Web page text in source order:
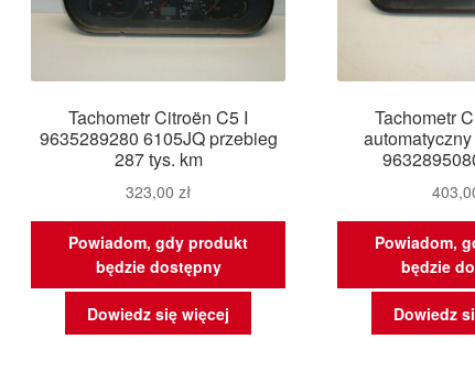
Tachometr Citroën C5 I
9635289280 6105JQ przebieg
287 tys. km
323,00zł
Powiadom, gdy produkt
będzie dostępny
Dowiedz się więcej
Tachometr
Powiadom,
będzie
Dowiedz